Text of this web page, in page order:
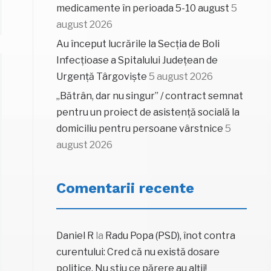
medicamente în perioada 5-10 august 5
august 2026
Au început lucrările la Secția de Boli
Infecțioase a Spitalului Județean de
Urgență Târgoviște 5 august 2026
„Bătrân, dar nu singur” / contract semnat
pentru un proiect de asistență socială la
domiciliu pentru persoane vârstnice 5
august 2026
Comentarii recente
Daniel R la Radu Popa (PSD), înot contra
curentului: Cred că nu există dosare
politice. Nu știu ce părere au alții!